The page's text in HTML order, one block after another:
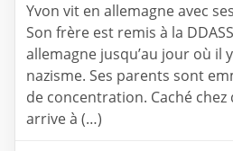
Yvon vit en allemagne avec
Son frère est remis à la
allemagne jusqu’au jour où il
nazisme. Ses parents sont
de concentration. Caché chez
arrive à (…)